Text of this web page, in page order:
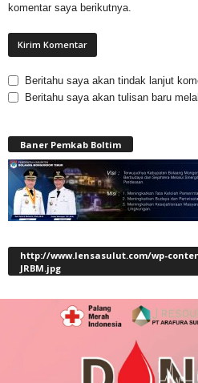
komentar saya berikutnya.
Beritahu saya akan tindak lanjut
Beritahu saya akan tulisan baru
Baner Pemkab Boltim
http://www.lensasulut.com/wp-
JRBM.jpg